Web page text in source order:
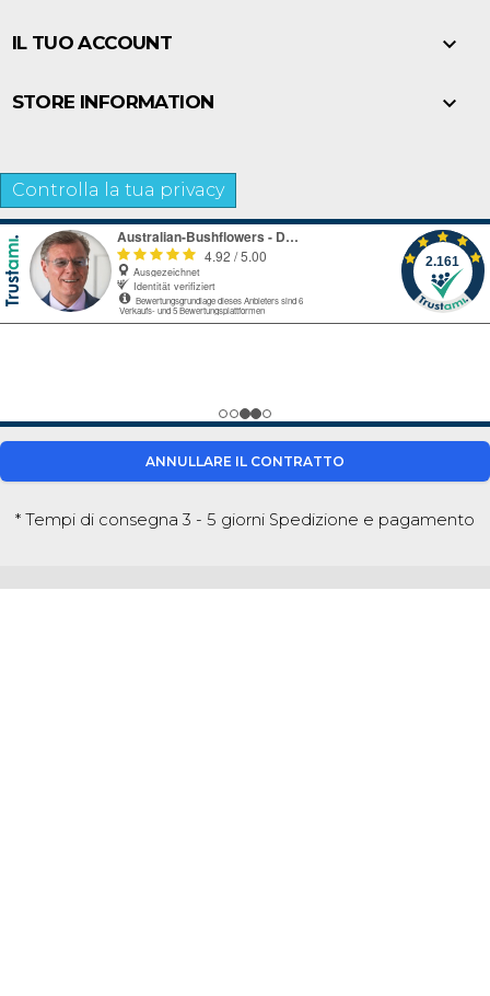
IL TUO ACCOUNT 
STORE INFORMATION 
Controlla la tua privacy
ANNULLARE IL CONTRATTO
* Tempi di consegna 3 - 5 giorni Spedizione e pagamento